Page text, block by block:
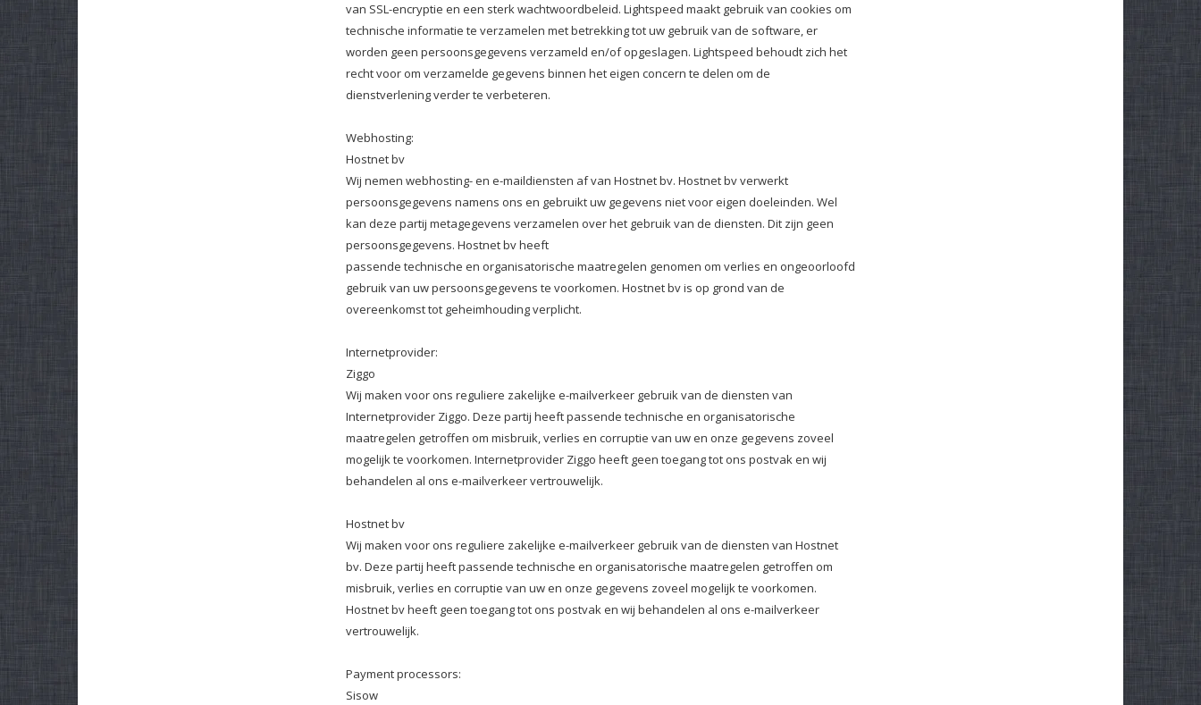
van SSL-encryptie en een sterk wachtwoordbeleid. Lightspeed maakt gebruik van cookies om
technische informatie te verzamelen met betrekking tot uw gebruik van de software, er
worden geen persoonsgegevens verzameld en/of opgeslagen. Lightspeed behoudt zich het
recht voor om verzamelde gegevens binnen het eigen concern te delen om de
dienstverlening verder te verbeteren.
Webhosting:
Hostnet bv
Wij nemen webhosting- en e-maildiensten af van Hostnet bv. Hostnet bv verwerkt
persoonsgegevens namens ons en gebruikt uw gegevens niet voor eigen doeleinden. Wel
kan deze partij metagegevens verzamelen over het gebruik van de diensten. Dit zijn geen
persoonsgegevens. Hostnet bv heeft
passende technische en organisatorische maatregelen genomen om verlies en ongeoorloofd
gebruik van uw persoonsgegevens te voorkomen. Hostnet bv is op grond van de
overeenkomst tot geheimhouding verplicht.
Internetprovider:
Ziggo
Wij maken voor ons reguliere zakelijke e-mailverkeer gebruik van de diensten van
Internetprovider Ziggo. Deze partij heeft passende technische en organisatorische
maatregelen getroffen om misbruik, verlies en corruptie van uw en onze gegevens zoveel
mogelijk te voorkomen. Internetprovider Ziggo heeft geen toegang tot ons postvak en wij
behandelen al ons e-mailverkeer vertrouwelijk.
Hostnet bv
Wij maken voor ons reguliere zakelijke e-mailverkeer gebruik van de diensten van Hostnet
bv. Deze partij heeft passende technische en organisatorische maatregelen getroffen om
misbruik, verlies en corruptie van uw en onze gegevens zoveel mogelijk te voorkomen.
Hostnet bv heeft geen toegang tot ons postvak en wij behandelen al ons e-mailverkeer
vertrouwelijk.
Payment processors:
Sisow